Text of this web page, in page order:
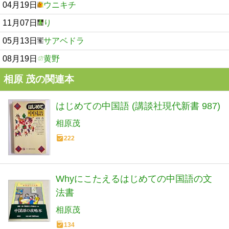
04月19日 ウニキチ
11月07日 り
05月13日 サアベドラ
08月19日 黄野
相原 茂の関連本
はじめての中国語 (講談社現代新書 987)
相原茂
222
Whyにこたえるはじめての中国語の文
法書
相原茂
134